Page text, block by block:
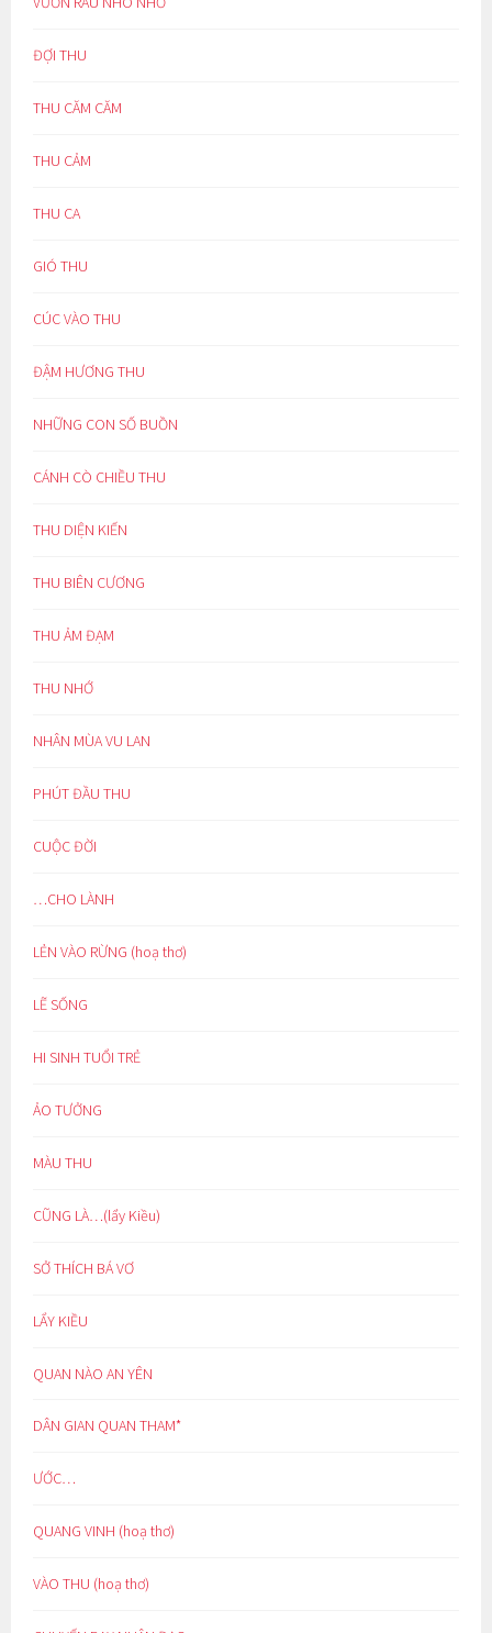
ĐỢI THU
THU CĂM CĂM
THU CẢM
THU CA
GIÓ THU
CÚC VÀO THU
ĐẬM HƯƠNG THU
NHỮNG CON SỐ BUỒN
CÁNH CÒ CHIỀU THU
THU DIỆN KIẾN
THU BIÊN CƯƠNG
THU ẢM ĐẠM
THU NHỚ
NHÂN MÙA VU LAN
PHÚT ĐẦU THU
CUỘC ĐỜI
…CHO LÀNH
LẺN VÀO RỪNG (hoạ thơ)
LẼ SỐNG
HI SINH TUỔI TRẺ
ẢO TƯỞNG
MÀU THU
CŨNG LÀ…(lẩy Kiều)
SỞ THÍCH BÁ VƠ
LẨY KIỀU
QUAN NÀO AN YÊN
DÂN GIAN QUAN THAM*
ƯỚC…
QUANG VINH (hoạ thơ)
VÀO THU (hoạ thơ)